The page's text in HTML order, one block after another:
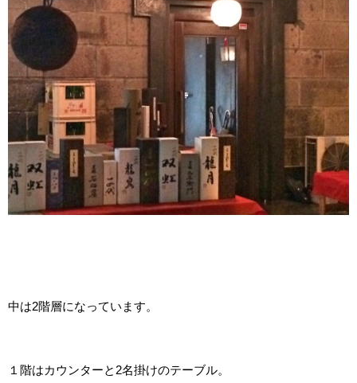
中は2階層になっています。
１階はカウンターと2名掛けのテーブル。